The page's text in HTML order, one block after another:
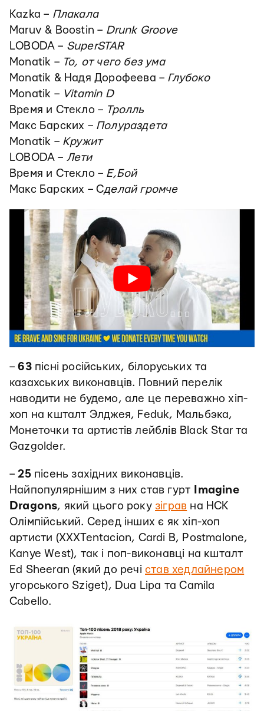
Kazka – Плакала
Maruv & Boostin – Drunk Groove
LOBODA – SuperSTAR
Monatik – То, от чего без ума
Monatik & Надя Дорофеева – Глубоко
Monatik – Vitamin D
Время и Стекло – Тролль
Макс Барских – Полураздета
Monatik – Кружит
LOBODA – Лети
Время и Стекло – Е,Бой
Макс Барских – Сделай громче
–63пісні російських, білоруських та
казахських виконавців. Повний перелік
наводити не будемо, але це переважно хіп-
хоп на кшталт Элджея, Feduk, Мальбэка,
Монеточки та артистів лейблів Black Star та
Gazgolder.
–25пісень західних виконавців.
Найпопулярнішим з них став гурт Imagine
Dragons, який цього року зіграв на НСК
Олімпійський. Серед інших є як хіп-хоп
артисти (XXXTentacion, Cardi B, Postmalone,
Kanye West), так і поп-виконавці на кшталт
Ed Sheeran (який до речі став хедлайнером
угорського Sziget), Dua Lipa та Camila
Cabello.